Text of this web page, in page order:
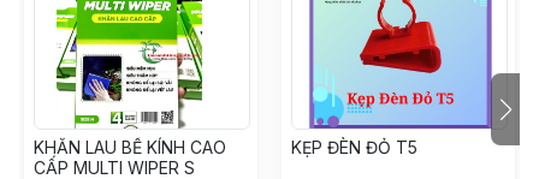
KHĂN LAU BỂ KÍNH CAO
CẤP MULTI WIPER S
KẸP ĐÈN ĐỎ T5